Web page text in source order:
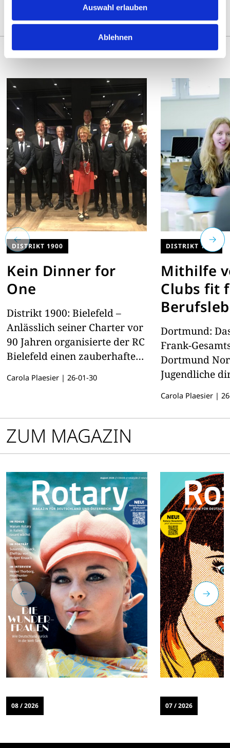
Auswahl erlauben
Ablehnen
INTERESTED IN
DISTRIKT 1900
Kein Dinner for
One
Distrikt 1900: Bielefeld –
Anlässlich seiner Charter vor
90 Jahren organisierte der RC
­Bielefeld einen zauberhaften
Dächern der Stadt
Carola Plaesier | 26-01-30
DISTRIKT 1900
Mithilfe
Clubs fit
Dortmund:
Frank-
Dortmund
Jugendliche
Carola Plaesier |
ZUM MAGAZIN
08 / 2026 07 / 2026